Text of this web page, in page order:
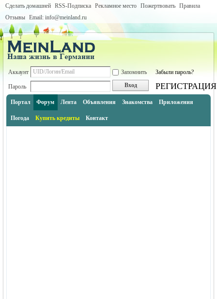
Сделать домашней RSS-Подписка Рекламное место Пожертвовать Правила
Отзывы Email: info@meinland.ru
Аккаунт Запомнить Забыли пароль?
Пароль Вход РЕГИСТРАЦИЯ
Портал Форум Лента Объявления Знакомства Приложения
Погода Купить кредиты Контакт